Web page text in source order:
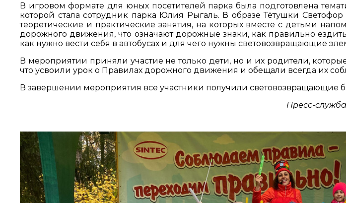
В игровом формате для юных посетителей парка была подготовлена
которой стала сотрудник парка Юлия Рыгаль. В образе Тётушки Светофор
теоретические и практические занятия, на которых вместе с детьми
дорожного движения, что означают дорожные знаки, как правильно
как нужно вести себя в автобусах и для чего нужны световозвращающие
В мероприятии приняли участие не только дети, но и их родители,
что усвоили урок о Правилах дорожного движения и обещали всегда их
В завершении мероприятия все участники получили световозвращающие
Пресс-